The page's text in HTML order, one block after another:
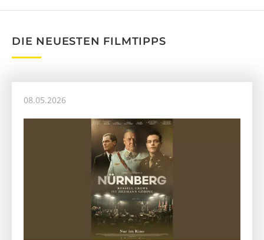
DIE NEUESTEN FILMTIPPS
08.05.2026